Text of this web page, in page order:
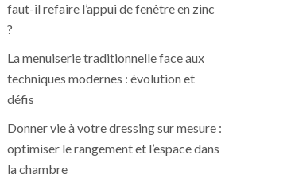
faut-il refaire l’appui de fenêtre en zinc
?
La menuiserie traditionnelle face aux
techniques modernes : évolution et
défis
Donner vie à votre dressing sur mesure :
optimiser le rangement et l’espace dans
la chambre